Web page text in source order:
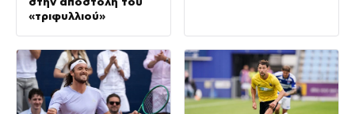
«τριφυλλιού»